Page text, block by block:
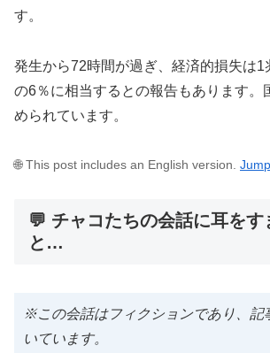
す。
発生から72時間が過ぎ、経済的損失は1
の6％に相当するとの報告もあります。
められています。
🌐 This post includes an English version.
💬 チャコたちの会話に耳をす
と…
※この会話はフィクションであり、記
いています。